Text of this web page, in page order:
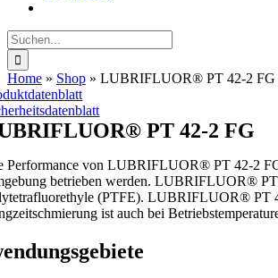
Suche
nach:
Home » Shop » LUBRIFLUOR® PT 42-2 FG
PT 42-2 FG
Performance von LUBRIFLUOR® PT 42-2 FG
betrieben werden. LUBRIFLUOR® PT
(PTFE). LUBRIFLUOR® PT
ist auch bei